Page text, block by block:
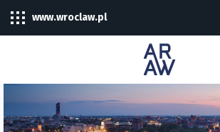
www.wroclaw.pl